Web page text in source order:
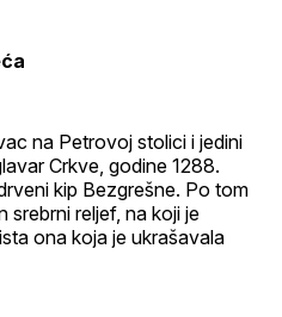
na Petrovoj stolici i jedini
Crkve, godine 1288.
kip Bezgrešne. Po tom
srebrni reljef, na koji je
ona koja je ukrašavala